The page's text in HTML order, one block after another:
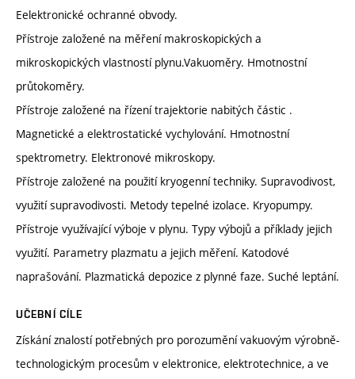
Eelektronické ochranné obvody.
Přístroje založené na měření makroskopických a
mikroskopických vlastností plynu.Vakuoměry. Hmotnostní
průtokoměry.
Přístroje založené na řízení trajektorie nabitých částic .
Magnetické a elektrostatické vychylování. Hmotnostní
spektrometry. Elektronové mikroskopy.
Přístroje založené na použití kryogenní techniky. Supravodivost,
využití supravodivosti. Metody tepelné izolace. Kryopumpy.
Přístroje využívající výboje v plynu. Typy výbojů a příklady jejich
využití. Parametry plazmatu a jejich měření. Katodové
naprašování. Plazmatická depozice z plynné faze. Suché leptání.
UČEBNÍ CÍLE
Získání znalostí potřebných pro porozumění vakuovým výrobně-
technologickým procesům v elektronice, elektrotechnice, a ve